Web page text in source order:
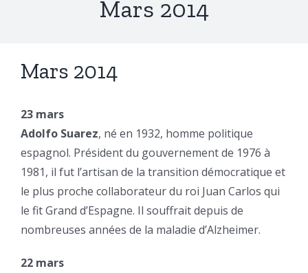
Mars 2014
Mars 2014
23 mars
Adolfo Suarez, né en 1932, homme politique
espagnol. Président du gouvernement de 1976 à
1981, il fut l’artisan de la transition démocratique et
le plus proche collaborateur du roi Juan Carlos qui
le fit Grand d’Espagne. Il souffrait depuis de
nombreuses années de la maladie d’Alzheimer.
22 mars